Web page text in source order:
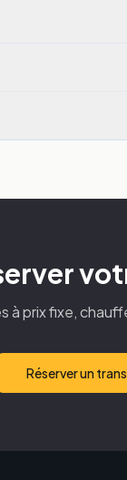
à prix fixe,
Réserver un